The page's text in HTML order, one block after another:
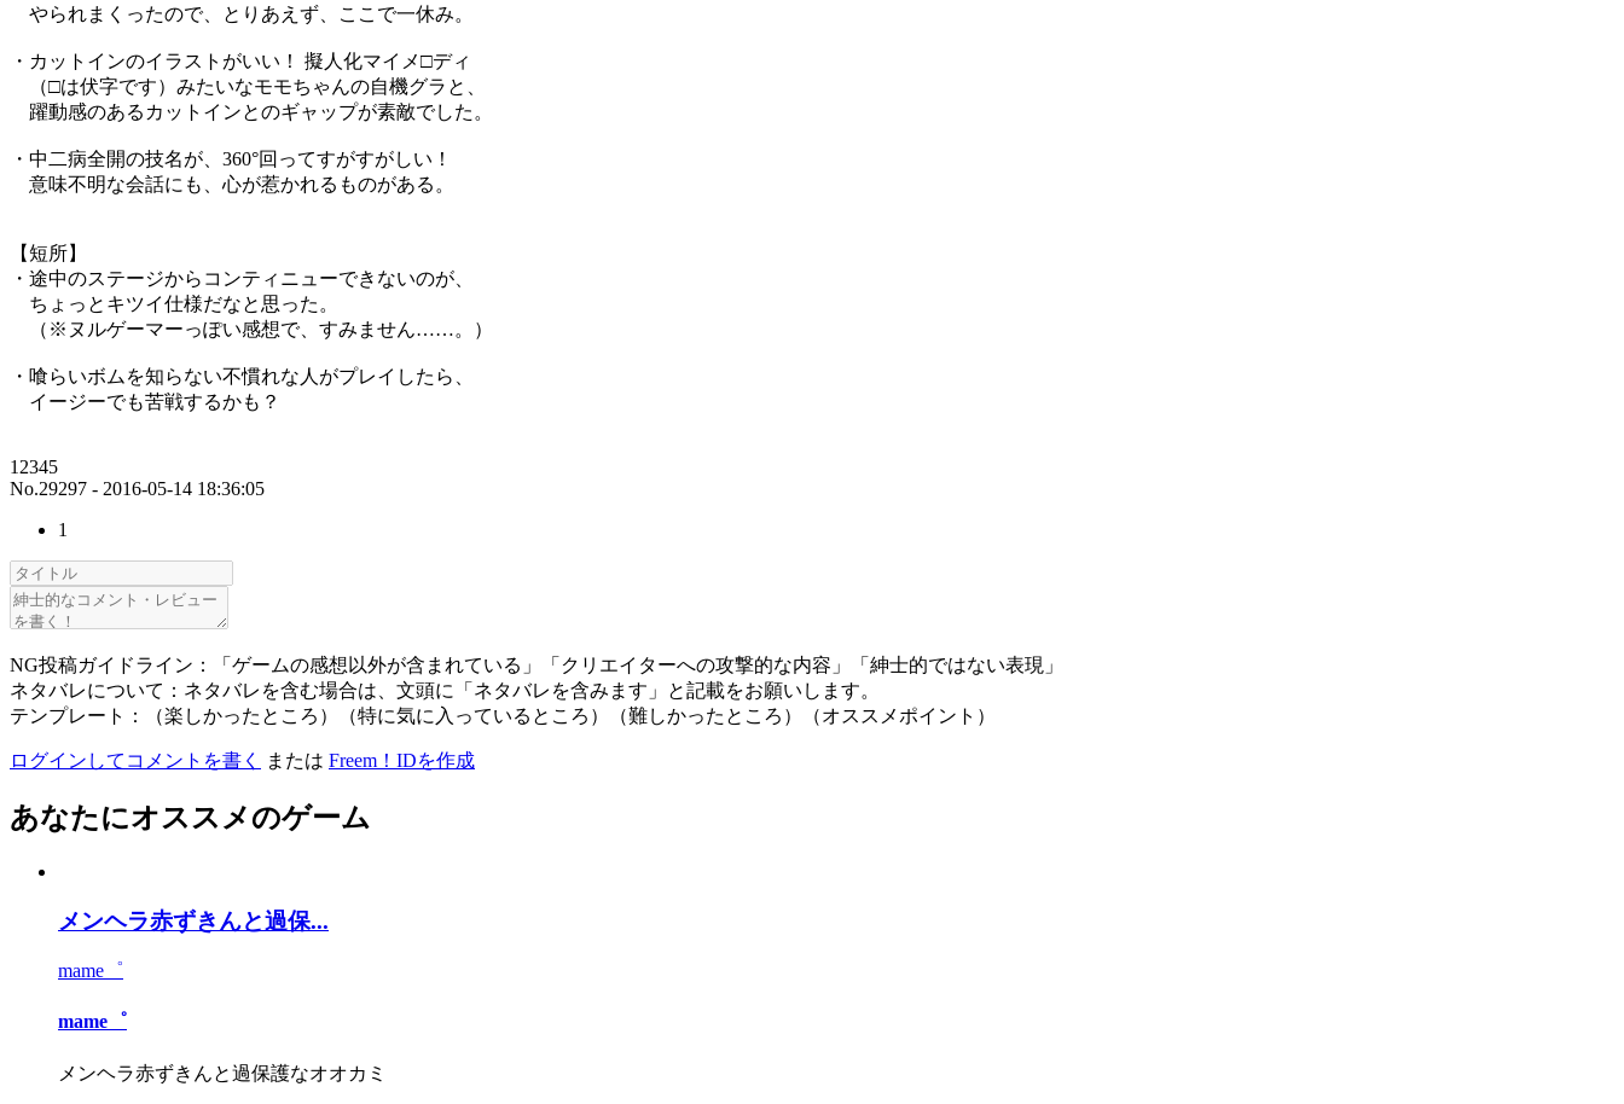
やられまくったので、とりあえず、ここで一休み。
・カットインのイラストがいい！ 擬人化マイメ□ディ
（□は伏字です）みたいなモモちゃんの自機グラと、
躍動感のあるカットインとのギャップが素敵でした。
・中二病全開の技名が、360°回ってすがすがしい！
意味不明な会話にも、心が惹かれるものがある。
【短所】
・途中のステージからコンティニューできないのが、
ちょっとキツイ仕様だなと思った。
（※ヌルゲーマーっぽい感想で、すみません……。）
・喰らいボムを知らない不慣れな人がプレイしたら、
イージーでも苦戦するかも？
12345
No.29297 - 2016-05-14 18:36:05
1
NG投稿ガイドライン：「ゲームの感想以外が含まれている」「クリエイターへの攻撃的な内容」「紳士的ではない表現」
ネタバレについて：ネタバレを含む場合は、文頭に「ネタバレを含みます」と記載をお願いします。
テンプレート：（楽しかったところ）（特に気に入っているところ）（難しかったところ）（オススメポイント）
ログインしてコメントを書く または Freem！IDを作成
あなたにオススメのゲーム
メンヘラ赤ずきんと過保...
mame゜
mame゜
メンヘラ赤ずきんと過保護なオオカミ